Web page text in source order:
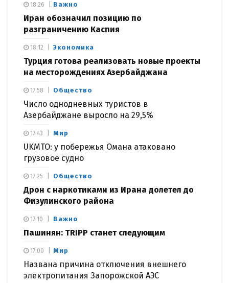
Важно
Иран обозначил позицию по
разграничению Каспия
18:26
Экономика
Турция готова реализовать новые проекты
на месторождениях Азербайджана
18:12
Общество
Число однодневных туристов в
Азербайджане выросло на 29,5%
17:58
Мир
UKMTO: у побережья Омана атаковано
грузовое судно
17:43
Общество
Дрон с наркотиками из Ирана долетел до
Физулинского района
17:25
Важно
Пашинян: TRIPP станет следующим
17:10
Мир
Названа причина отключения внешнего
электропитания Запорожской АЭС
17:00